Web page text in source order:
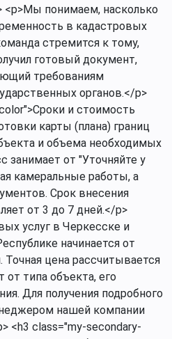
<p>Мы понимаем, насколько
в кадастровых
стремится к тому,
готовый документ,
требованиям
органов.</p>
и стоимость
карты (плана) границ
и объема необходимых
занимает от "Уточняйте у
камеральные работы, а
Срок внесения
от 3 до 7 дней.</p>
услуг в Черкесске и
начинается от
Точная цена рассчитывается
от типа объекта, его
Для получения подробного
нашей компании
<h3 class="my-secondary-